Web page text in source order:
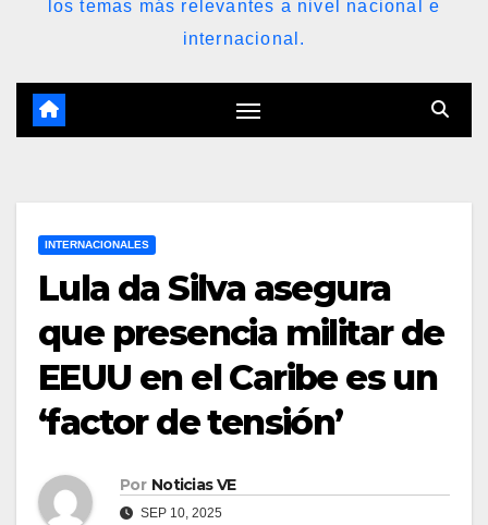
los temas más relevantes a nivel nacional e
internacional.
INTERNACIONALES
Lula da Silva asegura
que presencia militar de
EEUU en el Caribe es un
‘factor de tensión’
Por Noticias VE
SEP 10, 2025